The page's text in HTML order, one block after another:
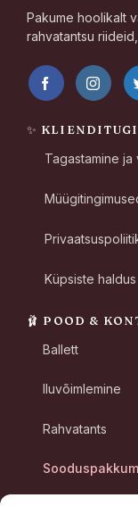
Pakume hoolikalt
rahvatantsu
✨ KLIENDITUGI
Tagastamine ja
Küpsiste haldus
🩰 POOD &
Ballett
Iluvõimlemine
Rahvatants